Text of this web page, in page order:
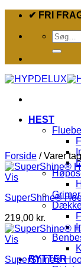
Fortsæt
indhold
✔ FRI
Søg
efter:
HEST
RYTTER
Forside /Varer
Vis
SuperShine®
219,00 kr.
Vis
SuperShine®